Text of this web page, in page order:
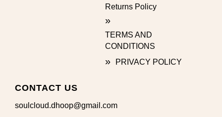
Returns Policy
TERMS AND
CONDITIONS
PRIVACY POLICY
CONTACT US
soulcloud.dhoop@gmail.com